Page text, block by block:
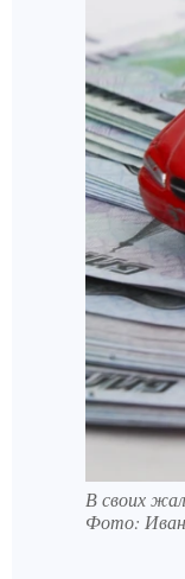
В своих
Фото: